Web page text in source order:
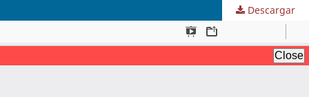
Descargar